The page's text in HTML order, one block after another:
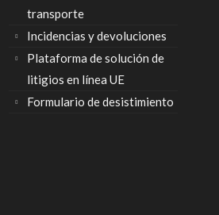
transporte
Incidencias y devoluciones
Plataforma de solución de
litigios en línea UE
Formulario de desistimiento